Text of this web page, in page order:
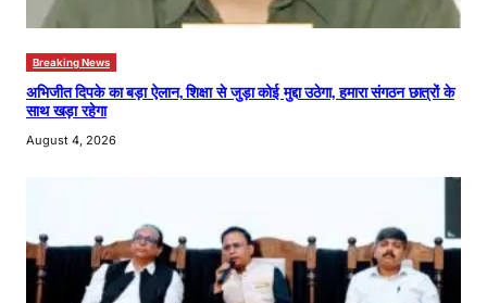
Breaking News
अभिजीत दिपके का बड़ा ऐलान, शिक्षा से जुड़ा कोई मुद्दा उठेगा, हमारा संगठन छात्रों के
साथ खड़ा रहेगा
August 4, 2026